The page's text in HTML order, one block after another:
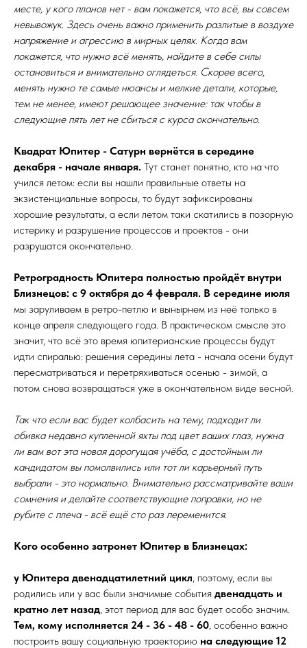
месте, у кого планов нет - вам покажется, что всё, вы совсем
невывожук. Здесь очень важно применить разлитые в воздухе
напряжение и агрессию в мирных целях. Когда вам
покажется, что нужно всё менять, найдите в себе силы
остановиться и внимательно оглядеться. Скорее всего,
менять нужно те самые нюансы и мелкие детали, которые,
тем не менее, имеют решающее значение: так чтобы в
следующие пять лет не сбиться с курса окончательно.
Квадрат Юпитер - Сатурн вернётся в середине
декабря - начале января. Тут станет понятно, кто на что
учился летом: если вы нашли правильные ответы на
экзистенциальные вопросы, то будут зафиксированы
хорошие результаты, а если летом таки скатились в позорную
истерику и разрушение процессов и проектов - они
разрушатся окончательно.
Ретроградность Юпитера полностью пройдёт внутри
Близнецов: с 9 октября до 4 февраля. В середине июля
мы заруливаем в ретро-петлю и вынырнем из неё только в
конце апреля следующего года. В практическом смысле это
значит, что всё это время юпитерианские процессы будут
идти спиралью: решения середины лета - начала осени будут
пересматриваться и перетряхиваться осенью - зимой, а
потом снова возвращаться уже в окончательном виде весной.
Так что если вас будет колбасить на тему, подходит ли
обивка недавно купленной яхты под цвет ваших глаз, нужна
ли вам вот эта новая дорогущая учёба, с достойным ли
кандидатом вы помолвились или тот ли карьерный путь
выбрали - это нормально. Внимательно рассматривайте ваши
сомнения и делайте соответствующие поправки, но не
рубите с плеча - всё ещё сто раз переменится.
Кого особенно затронет Юпитер в Близнецах:
у Юпитера двенадцатилетний цикл , поэтому, если вы
родились или у вас были значимые события двенадцать и
кратно лет назад , этот период для вас будет особо значим.
Тем, кому исполняется 24 - 36 - 48 - 60 , особенно важно
построить вашу социальную траекторию на следующие 12